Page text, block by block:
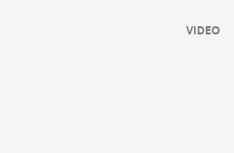
VIDEO